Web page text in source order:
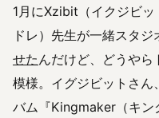
1月にXzibit（イクジビッ
ドレ）先生が一緒スタ
せたんだけど、どうやら
模様。イグジビットさ
バム『Kingmaker（キン